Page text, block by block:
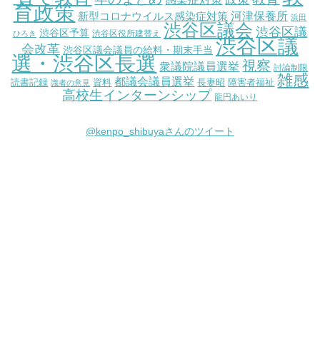
育政策 新型コロナウイルス感染症対策 河津保養所 浜田
ひろき 渋谷区予算 渋谷区役所建替え 渋谷区議会 渋谷区議
会改革 渋谷区議会議員の給料・期末手当 渋谷区議
選・渋谷区長選 衆議院議員選挙 視察 討論制限
読書記録 識者の意見 資料 都議会議員選挙 長妻昭 障害者福祉 雑感
高校生インターンシップ 龍円あいり
@kenpo_shibuyaさんのツイート